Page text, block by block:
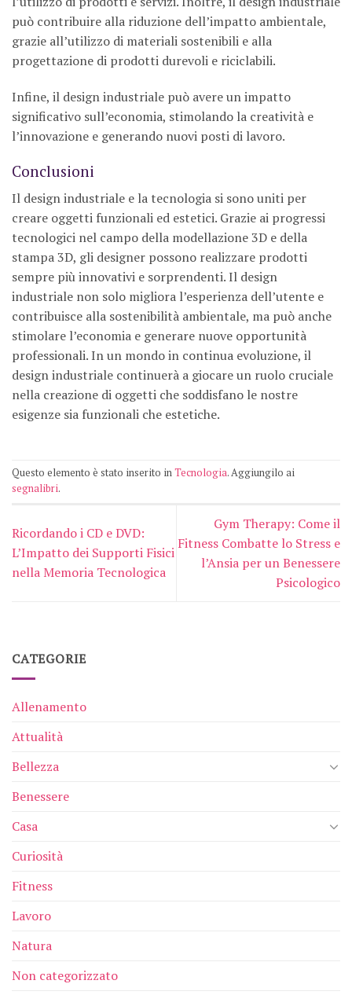
può contribuire alla riduzione dell’impatto ambientale,
grazie all’utilizzo di materiali sostenibili e alla
progettazione di prodotti durevoli e riciclabili.
Infine, il design industriale può avere un impatto
significativo sull’economia, stimolando la creatività e
l’innovazione e generando nuovi posti di lavoro.
Conclusioni
Il design industriale e la tecnologia si sono uniti per
creare oggetti funzionali ed estetici. Grazie ai progressi
tecnologici nel campo della modellazione 3D e della
stampa 3D, gli designer possono realizzare prodotti
sempre più innovativi e sorprendenti. Il design
industriale non solo migliora l’esperienza dell’utente e
contribuisce alla sostenibilità ambientale, ma può anche
stimolare l’economia e generare nuove opportunità
professionali. In un mondo in continua evoluzione, il
design industriale continuerà a giocare un ruolo cruciale
nella creazione di oggetti che soddisfano le nostre
esigenze sia funzionali che estetiche.
Questo elemento è stato inserito inTecnologia. Aggiungilo ai
segnalibri.
Ricordando i CD e DVD:
L’Impatto dei Supporti Fisici
nella Memoria Tecnologica
Gym Therapy: Come il
Fitness Combatte lo Stress e
l’Ansia per un Benessere
Psicologico
CATEGORIE
Allenamento
Attualità
Bellezza
Benessere
Casa
Curiosità
Fitness
Lavoro
Natura
Non categorizzato